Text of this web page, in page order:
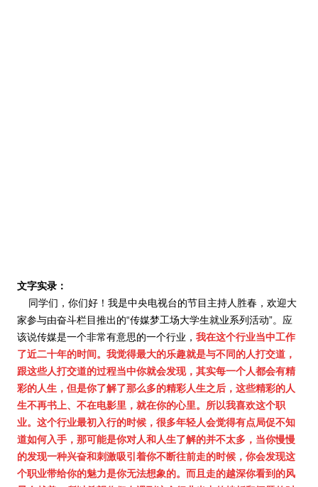
人脉圈
信息圈
品牌的力量
文字实录：
同学们，你们好！我是中央电视台的节目主持人胜春，欢迎大
家参与由奋斗栏目推出的“传媒梦工场大学生就业系列活动”。应
该说传媒是一个非常有意思的一个行业， 我在这个行业当中工作
了近二十年的时间。我觉得最大的乐趣就是与不同的人打交道，
跟这些人打交道的过程当中你就会发现，其实每一个人都会有精
彩的人生，但是你了解了那么多的精彩人生之后，这些精彩的人
生不再书上、不在电影里，就在你的心里。所以我喜欢这个职
业。这个行业最初入行的时候，很多年轻人会觉得有点局促不知
道如何入手，那可能是你对人和人生了解的并不太多，当你慢慢
的发现一种兴奋和刺激吸引着你不断往前走的时候，你会发现这
个职业带给你的魅力是你无法想象的。而且走的越深你看到的风